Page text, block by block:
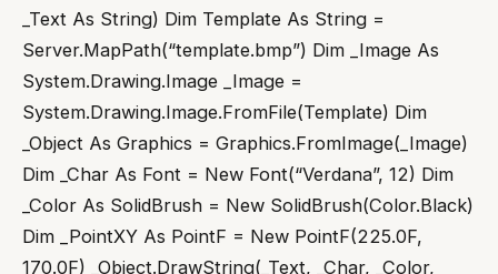
_Text As String) Dim Template As String =
Server.MapPath(“template.bmp”) Dim _Image As
System.Drawing.Image _Image =
System.Drawing.Image.FromFile(Template) Dim
_Object As Graphics = Graphics.FromImage(_Image)
Dim _Char As Font = New Font(“Verdana”, 12) Dim
_Color As SolidBrush = New SolidBrush(Color.Black)
Dim _PointXY As PointF = New PointF(225.0F,
170.0F) _Object.DrawString(_Text, _Char, _Color,